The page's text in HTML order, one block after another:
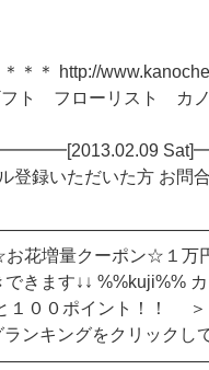
＊＊ http://
フト フローリスト カ
Sat]━━
録いただいた方 お問
花増量クーポン☆１万
きます↓↓ %%kuji%%
１００ポイント！！
ンキングをクリックし